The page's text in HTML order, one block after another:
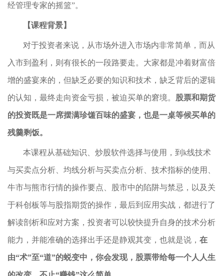
经管理专家的摇篮”。
【课程背景】
对于投资者来说，从市场外进入市场内非常简单，而从
入市到盈利，则有很长的一段路要走。大家都是冲着财富倍
增的盛宴来的，但缺乏必要的知识和技术，缺乏背后的逻辑
的认知，最终走向资金亏损，被迫买单的窘境。 股票和期货
的投资既是一席摆满珍馐百味的盛宴，也是一桌等候买单的
残羹剩饭。
本课程从基础知识、炒股软件选择与使用，到k线技术
与买卖点分析、均线分析与买卖点分析、技术指标的使用、
牛市与熊市行情的操作要点、股市中的陷阱与禁忌，以及关
于科创板等与股指期货的操作，最后到应用实战，都进行了
解读剖析和应对方案，投资者可以较快提升自身的技术分析
能力，并能准确的选择出手还是静观其变，也就是说， 在
由“术”至“道”的蜕变中，你会发现，股票带给每一个人人生